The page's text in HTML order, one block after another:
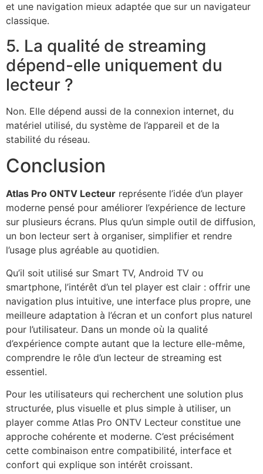
et une navigation mieux adaptée que sur un navigateur
classique.
5. La qualité de streaming
dépend-elle uniquement du
lecteur ?
Non. Elle dépend aussi de la connexion internet, du
matériel utilisé, du système de l’appareil et de la
stabilité du réseau.
Conclusion
Atlas Pro ONTV Lecteur représente l’idée d’un player
moderne pensé pour améliorer l’expérience de lecture
sur plusieurs écrans. Plus qu’un simple outil de diffusion,
un bon lecteur sert à organiser, simplifier et rendre
l’usage plus agréable au quotidien.
Qu’il soit utilisé sur Smart TV, Android TV ou
smartphone, l’intérêt d’un tel player est clair : offrir une
navigation plus intuitive, une interface plus propre, une
meilleure adaptation à l’écran et un confort plus naturel
pour l’utilisateur. Dans un monde où la qualité
d’expérience compte autant que la lecture elle-même,
comprendre le rôle d’un lecteur de streaming est
essentiel.
Pour les utilisateurs qui recherchent une solution plus
structurée, plus visuelle et plus simple à utiliser, un
player comme Atlas Pro ONTV Lecteur constitue une
approche cohérente et moderne. C’est précisément
cette combinaison entre compatibilité, interface et
confort qui explique son intérêt croissant.